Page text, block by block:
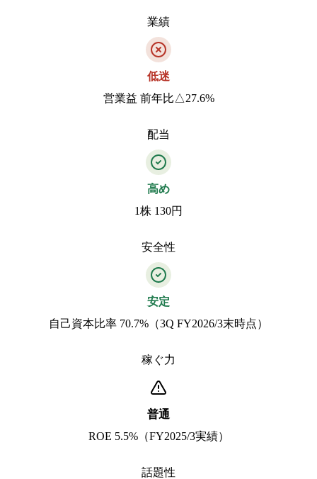
業績
低迷
営業益 前年比△27.6%
配当
高め
1株 130円
安全性
安定
自己資本比率 70.7%（3Q FY2026/3末時点）
稼ぐ力
普通
ROE 5.5%（FY2025/3実績）
話題性